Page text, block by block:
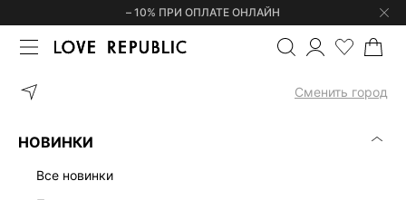
– 10% ПРИ ОПЛАТЕ ОНЛАЙН
Сменить город
НОВИНКИ
все новинки
ГЛАВНАЯ
ДЖЕМПЕРЫ И СВИТЕРЫ